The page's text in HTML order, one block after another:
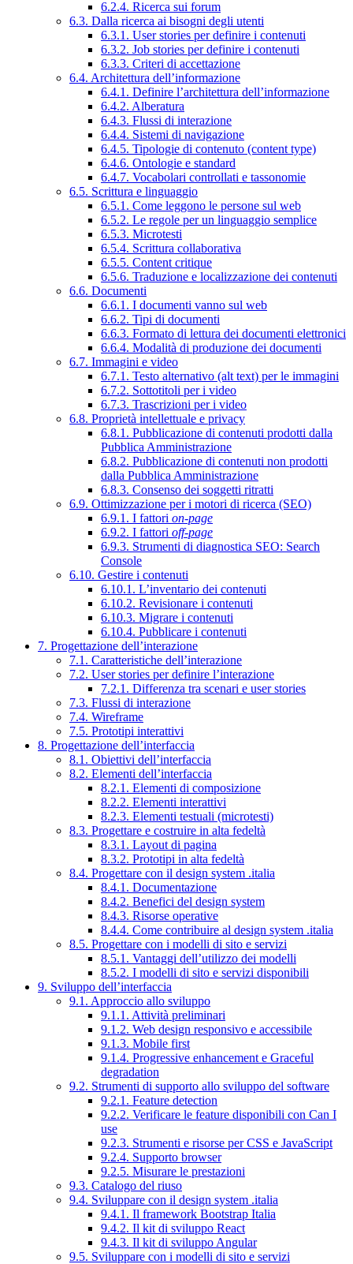
6.2.4. Ricerca sui forum
6.3. Dalla ricerca ai bisogni degli utenti
6.3.1. User stories per definire i contenuti
6.3.2. Job stories per definire i contenuti
6.3.3. Criteri di accettazione
6.4. Architettura dell’informazione
6.4.1. Definire l’architettura dell’informazione
6.4.2. Alberatura
6.4.3. Flussi di interazione
6.4.4. Sistemi di navigazione
6.4.5. Tipologie di contenuto (content type)
6.4.6. Ontologie e standard
6.4.7. Vocabolari controllati e tassonomie
6.5. Scrittura e linguaggio
6.5.1. Come leggono le persone sul web
6.5.2. Le regole per un linguaggio semplice
6.5.3. Microtesti
6.5.4. Scrittura collaborativa
6.5.5. Content critique
6.5.6. Traduzione e localizzazione dei contenuti
6.6. Documenti
6.6.1. I documenti vanno sul web
6.6.2. Tipi di documenti
6.6.3. Formato di lettura dei documenti elettronici
6.6.4. Modalità di produzione dei documenti
6.7. Immagini e video
6.7.1. Testo alternativo (alt text) per le immagini
6.7.2. Sottotitoli per i video
6.7.3. Trascrizioni per i video
6.8. Proprietà intellettuale e privacy
6.8.1. Pubblicazione di contenuti prodotti dalla
Pubblica Amministrazione
6.8.2. Pubblicazione di contenuti non prodotti
dalla Pubblica Amministrazione
6.8.3. Consenso dei soggetti ritratti
6.9. Ottimizzazione per i motori di ricerca (SEO)
6.9.1. I fattori on-page
6.9.2. I fattori off-page
6.9.3. Strumenti di diagnostica SEO: Search
Console
6.10. Gestire i contenuti
6.10.1. L’inventario dei contenuti
6.10.2. Revisionare i contenuti
6.10.3. Migrare i contenuti
6.10.4. Pubblicare i contenuti
7. Progettazione dell’interazione
7.1. Caratteristiche dell’interazione
7.2. User stories per definire l’interazione
7.2.1. Differenza tra scenari e user stories
7.3. Flussi di interazione
7.4. Wireframe
7.5. Prototipi interattivi
8. Progettazione dell’interfaccia
8.1. Obiettivi dell’interfaccia
8.2. Elementi dell’interfaccia
8.2.1. Elementi di composizione
8.2.2. Elementi interattivi
8.2.3. Elementi testuali (microtesti)
8.3. Progettare e costruire in alta fedeltà
8.3.1. Layout di pagina
8.3.2. Prototipi in alta fedeltà
8.4. Progettare con il design system .italia
8.4.1. Documentazione
8.4.2. Benefici del design system
8.4.3. Risorse operative
8.4.4. Come contribuire al design system .italia
8.5. Progettare con i modelli di sito e servizi
8.5.1. Vantaggi dell’utilizzo dei modelli
8.5.2. I modelli di sito e servizi disponibili
9. Sviluppo dell’interfaccia
9.1. Approccio allo sviluppo
9.1.1. Attività preliminari
9.1.2. Web design responsivo e accessibile
9.1.3. Mobile first
9.1.4. Progressive enhancement e Graceful
degradation
9.2. Strumenti di supporto allo sviluppo del software
9.2.1. Feature detection
9.2.2. Verificare le feature disponibili con Can I
use
9.2.3. Strumenti e risorse per CSS e JavaScript
9.2.4. Supporto browser
9.2.5. Misurare le prestazioni
9.3. Catalogo del riuso
9.4. Sviluppare con il design system .italia
9.4.1. Il framework Bootstrap Italia
9.4.2. Il kit di sviluppo React
9.4.3. Il kit di sviluppo Angular
9.5. Sviluppare con i modelli di sito e servizi